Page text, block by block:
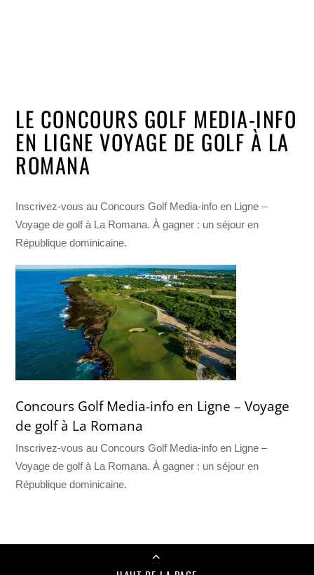
LE CONCOURS GOLF MEDIA-INFO
EN LIGNE VOYAGE DE GOLF À LA
ROMANA
Inscrivez-vous au Concours Golf Media-info en Ligne –
Voyage de golf à La Romana. À gagner : un séjour en
République dominicaine.
Concours Golf Media-info en Ligne – Voyage
de golf à La Romana
Inscrivez-vous au Concours Golf Media-info en Ligne –
Voyage de golf à La Romana. À gagner : un séjour en
République dominicaine.